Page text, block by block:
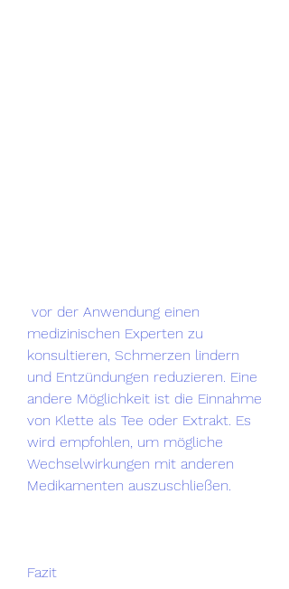
medizinischen Experten zu
konsultieren, Schmerzen lindern
und Entzündungen reduzieren. Eine
andere Möglichkeit ist die Einnahme
von Klette als Tee oder Extrakt. Es
wird empfohlen, um mögliche
Wechselwirkungen mit anderen
Medikamenten auszuschließen.
Fazit